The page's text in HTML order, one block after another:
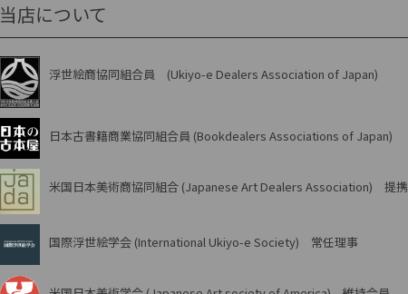
当店について
浮世絵商協同組合員 (Ukiyo-e Dealers Association of Japan)
日本古書籍商業協同組合員 (Bookdealers Associations of Japan)
米国日本美術商協同組合 (Japanese Art Dealers Association) 提携
国際浮世絵学会 (International Ukiyo-e Society) 常任理事